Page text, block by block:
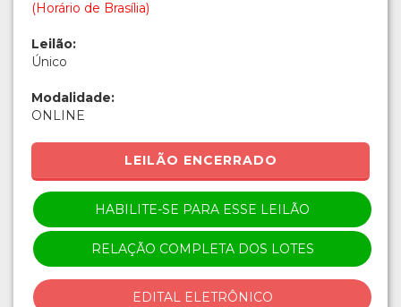
(Horário de Brasília)
Leilão:
Único
Modalidade:
ONLINE
LEILÃO ENCERRADO
HABILITE-SE PARA ESSE LEILÃO
RELAÇÃO COMPLETA DOS LOTES
EDITAL ELETRÔNICO